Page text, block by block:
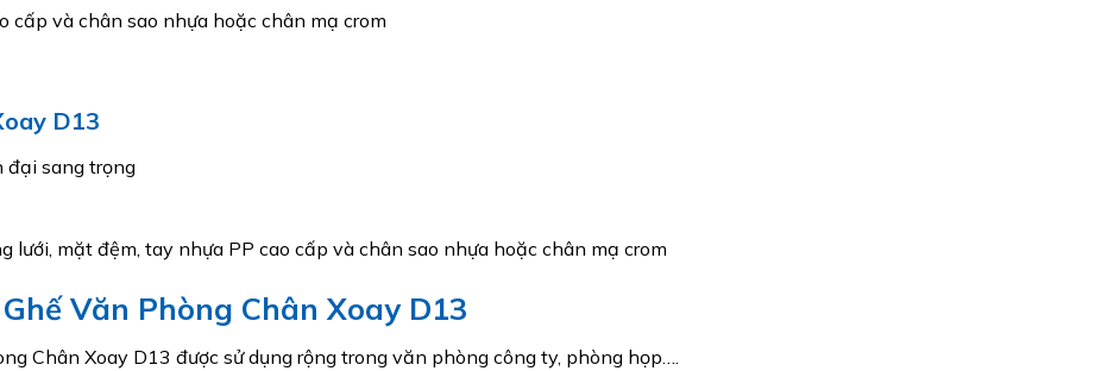
cấp và chân sao nhựa hoặc chân mạ crom
D13
đại sang trọng
lưới, mặt đệm, tay nhựa PP cao cấp và chân sao nhựa hoặc chân mạ crom
Văn Phòng Chân Xoay D13
Chân Xoay D13 được sử dụng rộng trong văn phòng công ty, phòng họp….